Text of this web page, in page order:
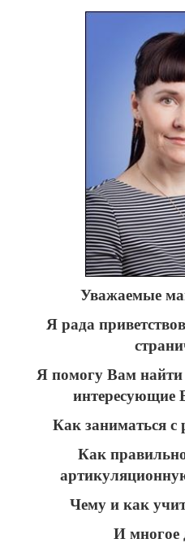
Уважаемые
Я рада
Я помогу Вам найти
интересующие
Как заниматься с
Как
Чему и как
И многое